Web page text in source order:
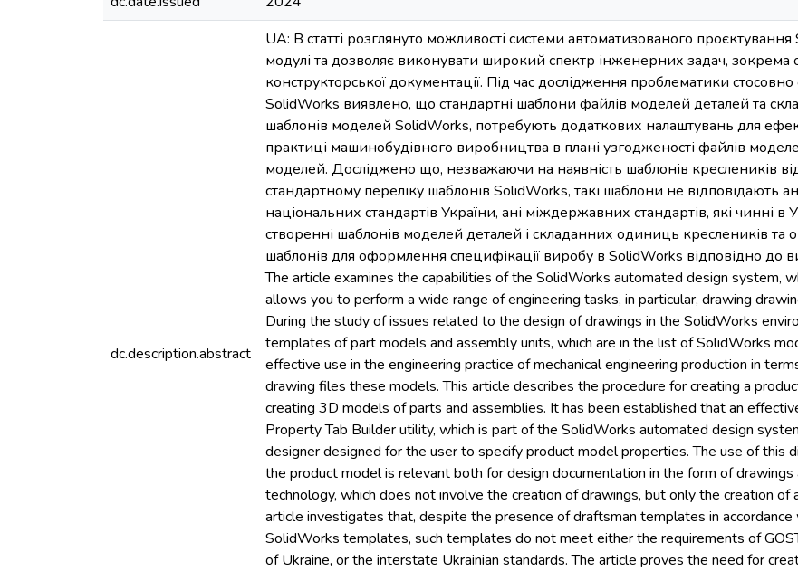
dc.description.abstract
UA: В статті розглянуто можливості системи автоматизованого
модулі та дозволяє виконувати широкий спектр інженерних задач,
конструкторської документації. Під час дослідження проблематики
SolidWorks виявлено, що стандартні шаблони файлів моделей деталей та
шаблонів моделей SolidWorks, потребують додаткових налаштувань для
практиці машинобудівного виробництва в плані узгодженості файлів
моделей. Досліджено що, незважаючи на наявність шаблонів креслеників
стандартному переліку шаблонів SolidWorks, такі шаблони не відповідають
національних стандартів України, ані міждержавних стандартів, які чинні в
створенні шаблонів моделей деталей і складанних одиниць креслеників та
шаблонів для оформлення специфікації виробу в SolidWorks відповідно до
The article examines the capabilities of the SolidWorks automated design system,
allows you to perform a wide range of engineering tasks, in particular, drawing
During the study of issues related to the design of drawings in the SolidWorks
templates of part models and assembly units, which are in the list of SolidWorks
effective use in the engineering practice of mechanical engineering production in
drawing files these models. This article describes the procedure for creating a
creating 3D models of parts and assemblies. It has been established that an
Property Tab Builder utility, which is part of the SolidWorks automated design
designer designed for the user to specify product model properties. The use of
the product model is relevant both for design documentation in the form of
technology, which does not involve the creation of drawings, but only the creation of
article investigates that, despite the presence of draftsman templates in
SolidWorks templates, such templates do not meet either the requirements of
of Ukraine, or the interstate Ukrainian standards. The article proves the need for